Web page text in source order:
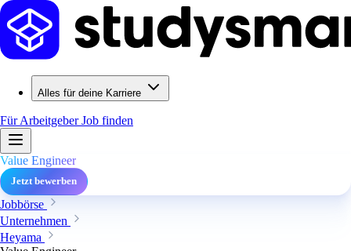
Alles für deine Karriere
Für ArbeitgeberJob finden
Value Engineer
Jetzt bewerben
Jobbörse
Unternehmen
Heyama